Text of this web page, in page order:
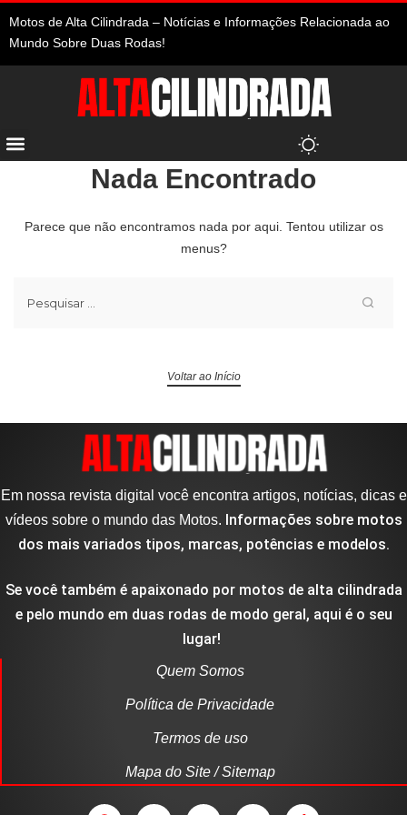
Motos de Alta Cilindrada – Notícias e Informações Relacionada ao
Mundo Sobre Duas Rodas!
Nada Encontrado
Parece que não encontramos nada por aqui. Tentou utilizar os
menus?
Voltar ao Início
Em nossa revista digital você encontra artigos, notícias, dicas e
vídeos sobre o mundo das Motos. Informações sobre motos
dos mais variados tipos, marcas, potências e modelos.
Se você também é apaixonado por motos de alta cilindrada
e pelo mundo em duas rodas de modo geral, aqui é o seu
lugar!
Quem Somos
Política de Privacidade
Termos de uso
Mapa do Site / Sitemap